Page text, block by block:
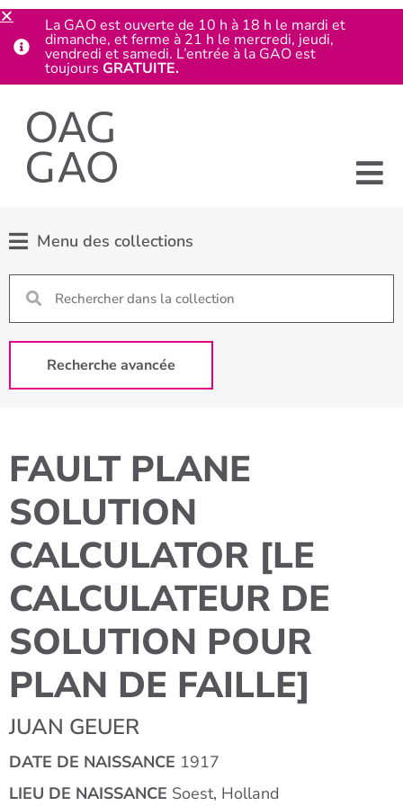
Menu des collections
Recherche avancée
FAULT PLANE
SOLUTION
CALCULATOR [LE
CALCULATEUR DE
SOLUTION POUR
PLAN DE FAILLE]
JUAN GEUER
DATE DE NAISSANCE 1917
LIEU DE NAISSANCE Soest, Holland
La GAO est ouverte de 10 h à 18 h le mardi et
dimanche, et ferme à 21 h le mercredi, jeudi,
vendredi et samedi. L’entrée à la GAO est
toujours GRATUITE.